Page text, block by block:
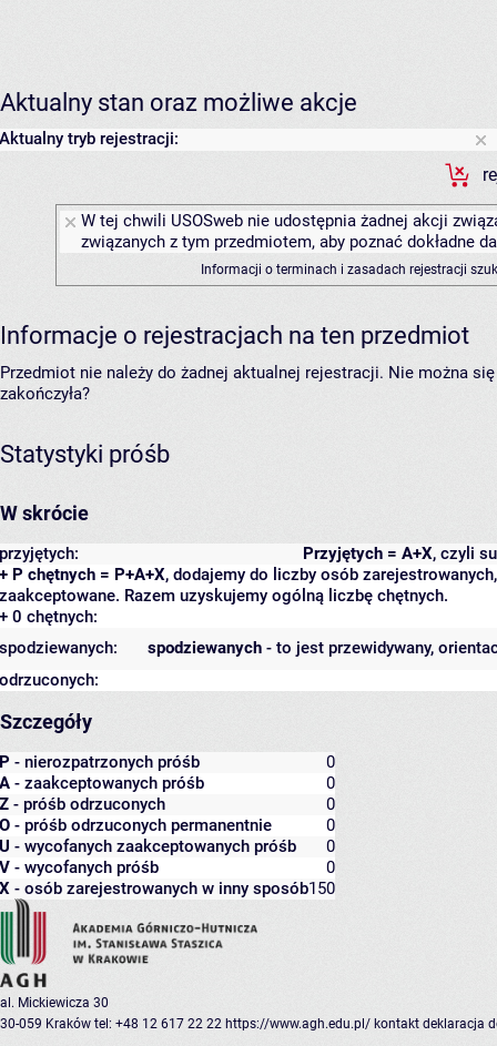
Aktualny stan oraz możliwe akcje
Aktualny tryb rejestracji:
W tej chwili USOSweb nie udostępnia żadnej akcji
związanych z tym przedmiotem, aby poznać dokładne
Informacji o terminach i zasadach rejestracji
Informacje o rejestracjach na ten przedmiot
Przedmiot nie należy do żadnej aktualnej rejestracji. Nie można
zakończyła?
Statystyki próśb
W skrócie
Przyjętych = A+X, czyli
przyjętych:
+ P chętnych = P+A+X, dodajemy do liczby osób
zaakceptowane. Razem uzyskujemy ogólną liczbę chętnych.
+ 0 chętnych:
spodziewanych - to jest przewidywany,
spodziewanych:
odrzuconych:
Szczegóły
P - nierozpatrzonych próśb
0
A - zaakceptowanych próśb
0
Z - próśb odrzuconych
0
O - próśb odrzuconych permanentnie
0
U - wycofanych zaakceptowanych próśb
0
V - wycofanych próśb
0
X - osób zarejestrowanych w inny sposób150
al. Mickiewicza 30
30-059 Kraków tel: +48 12 617 22 22 https://www.agh.edu.pl/ kontakt deklaracja